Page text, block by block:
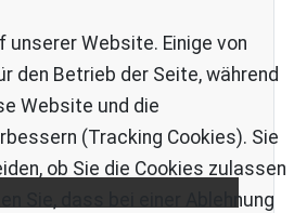
unserer Website. Einige von
den Betrieb der Seite, während
Website und die
(Tracking Cookies). Sie
ob Sie die Cookies zulassen
Sie, dass bei einer Ablehnung